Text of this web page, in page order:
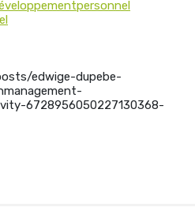
edwige-dupebe-
6728956050227130368-